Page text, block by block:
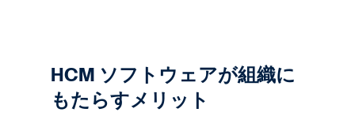
HCM ソフトウェアが組織に
もたらすメリット